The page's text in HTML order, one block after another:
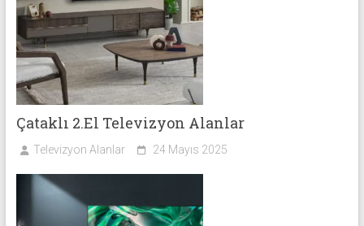
Çataklı 2.El Televizyon Alanlar
Televizyon Alanlar 24 Mayıs 2025